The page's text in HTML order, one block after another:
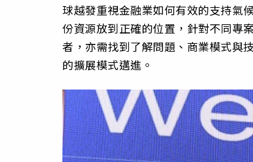
球越發重視金融業如何有效的支持氣
份資源放到正確的位置，針對不同專
者，亦需找到了解問題、商業模式與
的擴展模式邁進。